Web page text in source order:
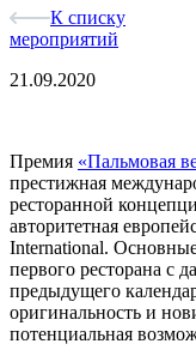
К списку
мероприятий
21.09.2020
Премия «Пальмовая
престижная
ресторанной
авторитетная
International.
первого ресторана с
предыдущего
оригинальность и
потенциальная